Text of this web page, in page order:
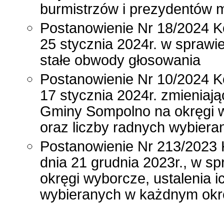
burmistrzów i prezydentów
Postanowienie Nr 18/2024
25 stycznia 2024r. w
stałe obwody głosowania
Postanowienie Nr 10/2024
17 stycznia 2024r.
Gminy Sompolno na okręgi
oraz liczby radnych
Postanowienie Nr 213/
dnia 21 grudnia 2023r., w
okręgi wyborcze, ustalenia
wybieranych w każdnym